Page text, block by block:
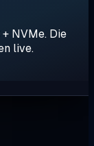
NVMe. Die
live.